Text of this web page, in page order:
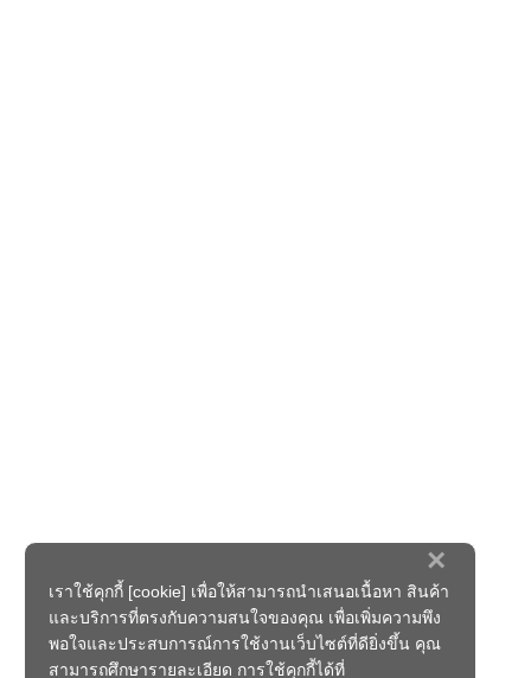
×
เราใช้คุกกี้ [cookie] เพื่อให้สามารถนำเสนอเนื้อหา สินค้า
และบริการที่ตรงกับความสนใจของคุณ เพื่อเพิ่มความพึง
พอใจและประสบการณ์การใช้งานเว็บไซต์ที่ดียิ่งขึ้น คุณ
สามารถศึกษารายละเอียด การใช้คุกกี้ได้ที่